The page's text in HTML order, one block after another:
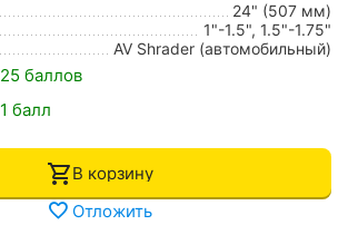
24" (507 мм)
1"-1.5", 1.5"-1.75"
AV Shrader (автомобильный)
25 баллов
1 балл
В корзину
Отложить